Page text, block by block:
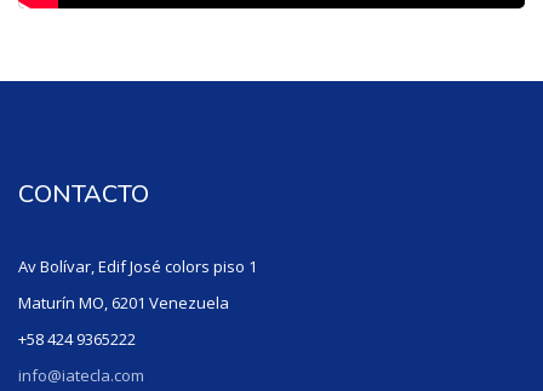
CONTACTO
Av Bolívar, Edif José colors piso 1
Maturín MO, 6201 Venezuela
+58 424 9365222
info@iatecla.com